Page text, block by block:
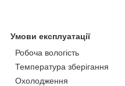
Умови експлуатації
Робоча вологість
Температура зберігання
Охолодження